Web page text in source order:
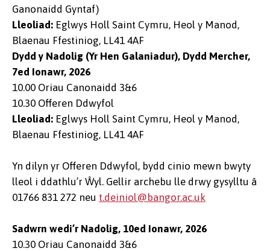
Ganonaidd Gyntaf)
Lleoliad: Eglwys Holl Saint Cymru, Heol y Manod,
Blaenau Ffestiniog, LL41 4AF
Dydd y Nadolig (Yr Hen Galaniadur), Dydd Mercher,
7ed Ionawr, 2026
10.00 Oriau Canonaidd 3&6
10.30 Offeren Ddwyfol
Lleoliad: Eglwys Holl Saint Cymru, Heol y Manod,
Blaenau Ffestiniog, LL41 4AF
Yn dilyn yr Offeren Ddwyfol, bydd cinio mewn bwyty
lleol i ddathlu’r Ŵyl. Gellir archebu lle drwy gysylltu â
01766 831 272 neu t.deiniol@bangor.ac.uk
Sadwrn wedi’r Nadolig, 10ed Ionawr, 2026
10.30 Oriau Canonaidd 3&6